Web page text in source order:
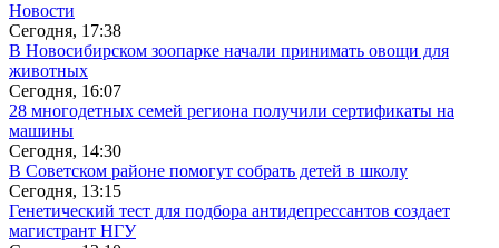
Новости
Сегодня, 17:38
В Новосибирском зоопарке начали принимать овощи для
животных
Сегодня, 16:07
28 многодетных семей региона получили сертификаты на
машины
Сегодня, 14:30
В Советском районе помогут собрать детей в школу
Сегодня, 13:15
Генетический тест для подбора антидепрессантов создает
магистрант НГУ